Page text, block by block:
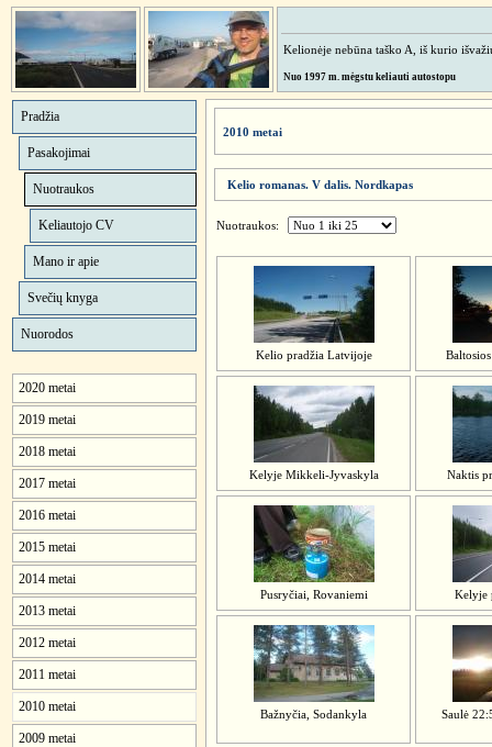
Kelionėje nebūna taško A, iš kurio
Nuo 1997 m. mėgstu keliauti autostopu
Pradžia
Pasakojimai
Nuotraukos
Keliautojo CV
Mano ir apie
Svečių knyga
Nuorodos
2020 metai
2019 metai
2018 metai
2017 metai
2016 metai
2015 metai
2014 metai
2013 metai
2012 metai
2011 metai
2010 metai
2009 metai
2010 metai
Kelio romanas. V dalis. Nordkapas
Nuotraukos:
Kelio pradžia Latvijoje
Kelyje Mikkeli-Jyvaskyla Naktis
Pusryčiai, Rovaniemi Kelyje
Bažnyčia, Sodankyla Saulė